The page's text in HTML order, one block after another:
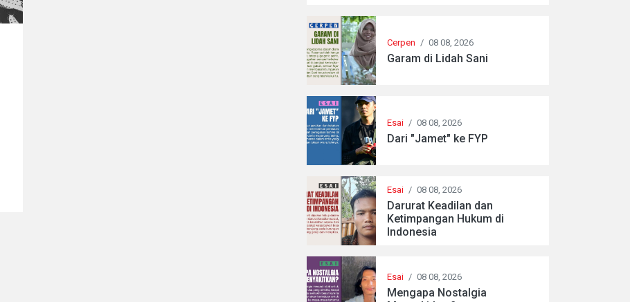
Cerpen / 08 08, 2026
Garam di Lidah Sani
Esai / 08 08, 2026
Dari "Jamet" ke FYP
Esai / 08 08, 2026
Darurat Keadilan dan
Ketimpangan Hukum di
Indonesia
Esai / 08 08, 2026
Mengapa Nostalgia